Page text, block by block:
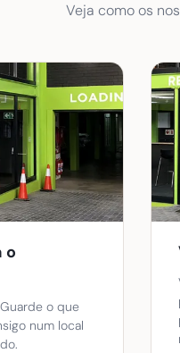
Veja como os
o
o que
num local